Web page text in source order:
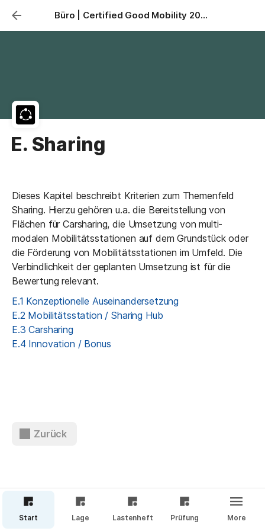
Büro | Certified Good Mobility 2024
E. Sharing
Dieses Kapitel beschreibt Kriterien zum Themenfeld
Sharing. Hierzu gehören u.a. die Bereitstellung von
Flächen für Carsharing, die Umsetzung von multi-
modalen Mobilitätsstationen auf dem Grundstück oder
die Förderung von Mobilitätsstationen im Umfeld. Die
Verbindlichkeit der geplanten Umsetzung ist für die
Bewertung relevant.
E.1 Konzeptionelle Auseinandersetzung
E.2 Mobilitätsstation / Sharing Hub
E.3 Carsharing
E.4 Innovation / Bonus
Zurück
Weiter
Start Lage Lastenheft Prüfung More